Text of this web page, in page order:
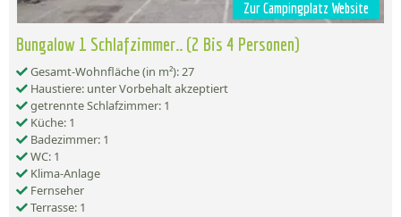
Zur Campingplatz Website
Bungalow 1 Schlafzimmer.. (2 Bis 4 Personen)
Gesamt-Wohnfläche (in m²): 27
Haustiere: unter Vorbehalt akzeptiert
getrennte Schlafzimmer: 1
Küche: 1
Badezimmer: 1
WC: 1
Klima-Anlage
Fernseher
Terrasse: 1